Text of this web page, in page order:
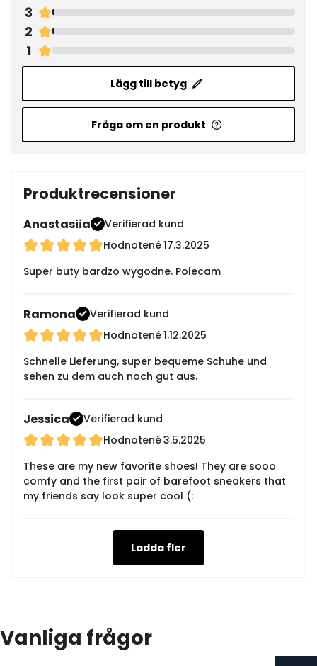
3
2
1
Lägg till betyg
Fråga om en produkt
Produktrecensioner
Anastasiia
Verifierad kund
Hodnotené17.3.2025
Super buty bardzo wygodne. Polecam
Ramona
Verifierad kund
Hodnotené1.12.2025
Schnelle Lieferung, super bequeme Schuhe und
sehen zu dem auch noch gut aus.
Jessica
Verifierad kund
Hodnotené3.5.2025
These are my new favorite shoes! They are sooo
comfy and the first pair of barefoot sneakers that
my friends say look super cool (:
Ladda fler
Vanliga frågor